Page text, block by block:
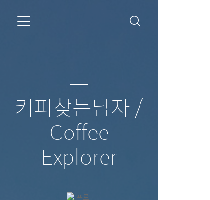
커피찾는남자 /
Coffee
Explorer